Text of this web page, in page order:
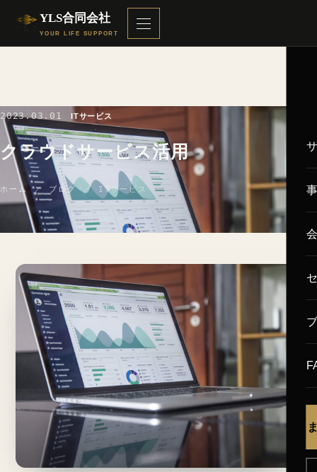
YLS合同会社
YOUR LIFE SUPPORT
2023.03.01 ITサービス
クラウドサービス活用
ホーム ／ ブログ／ ITサービス